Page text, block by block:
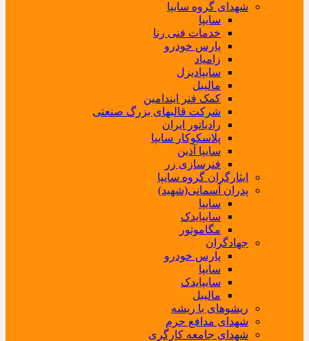
شهدای گروه سایپا
سایپا
خدمات فنی رنا
پارس خودرو
زامیاد
سایپادیزل
مالیبل
کمک فنر ایندامین
شرکت قالبهای بزرگ صنعتی
رادیاتور ایران
پلاسکوکار سایپا
سایپا آذین
فنرسازی زر
ایثارگران گروه سایپا
پدران آسمانی(شهید)
سایپا
سایپایدک
مگاموتور
جهادگران
پارس خودرو
سایپا
سایپایدک
مالیبل
ریشوهای با ریشه
شهدای مدافع حرم
شهدای جامعه کارگری